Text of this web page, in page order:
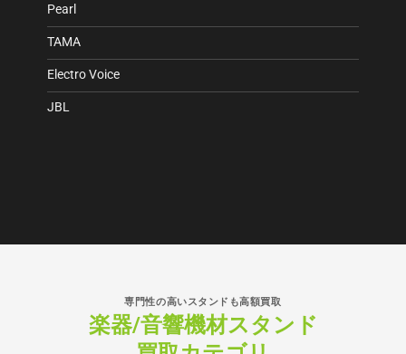
Pearl
TAMA
Electro Voice
JBL
専門性の高いスタンドも高額買取
楽器/音響機材スタンド